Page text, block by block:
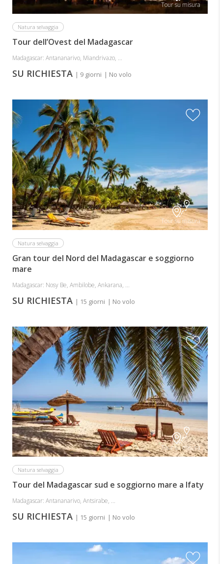
Tour su misura
Natura selvaggia
Tour dell’Ovest del Madagascar
Madagascar: Antananarivo, Miandrivazo, ...
SU RICHIESTA | 9 giorni | No volo
Tour su misura
Natura selvaggia
Gran tour del Nord del Madagascar e soggiorno
mare
Madagascar: Nosy Be, Ambilobe, Ankarana, ...
SU RICHIESTA | 15 giorni | No volo
Tour su misura
Natura selvaggia
Tour del Madagascar sud e soggiorno mare a Ifaty
Madagascar: Antananarivo, Antsirabe, ...
SU RICHIESTA | 15 giorni | No volo